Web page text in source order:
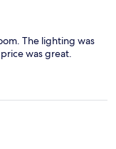
The lighting was
was great.